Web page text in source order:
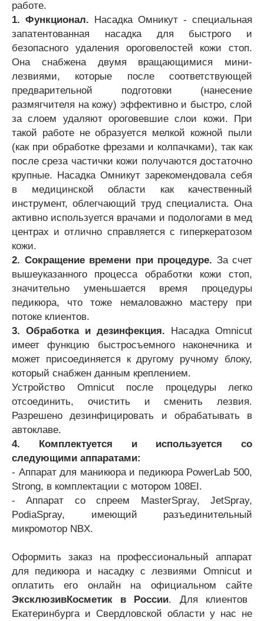
работе.
1. Функционал. Насадка Омникут - специальная
запатентованная насадка для быстрого и
безопасного удаления ороговелостей кожи стоп.
Она снабжена двумя вращающимися мини-
лезвиями, которые после соответствующей
предварительной подготовки (нанесение
размягчителя на кожу) эффективно и быстро, слой
за слоем удаляют ороговевшие слои кожи. При
такой работе не образуется мелкой кожной пыли
(как при обработке фрезами и колпачками), так как
после среза частички кожи получаются достаточно
крупные. Насадка Омникут зарекомендовала себя
в медицинской области как качественный
инструмент, облегчающий труд специалиста. Она
активно используется врачами и подологами в мед
центрах и отлично справляется с гиперкератозом
кожи.
2. Сокращение времени при процедуре. За счет
вышеуказанного процесса обработки кожи стоп,
значительно уменьшается время процедуры
педикюра, что тоже немаловажно мастеру при
потоке клиентов.
3. Обработка и дезинфекция. Насадка Omnicut
имеет функцию быстросъемного наконечника и
может присоединяется к другому ручному блоку,
который снабжен данным креплением.
Устройство Omnicut после процедуры легко
отсоединить, очистить и сменить лезвия.
Разрешено дезинфицировать и обрабатывать в
автоклаве.
4. Комплектуется и используется со
следующими аппаратами:
- Аппарат для маникюра и педикюра PowerLab 500,
Strong, в комплектации с мотором 108EI.
- Аппарат со спреем MasterSpray, JetSpray,
PodiaSpray, имеющий разъединительный
микромотор NBX.
Оформить заказ на профессиональный аппарат
для педикюра и насадку с лезвиями Omnicut и
оплатить его онлайн на официальном сайте
ЭксклюзивКосметик в России. Для клиентов
Екатеринбурга и Свердловской области у нас не